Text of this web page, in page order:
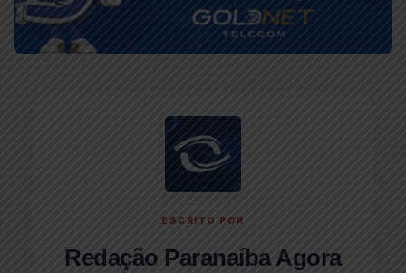
ESCRITO POR
Redação Paranaíba Agora